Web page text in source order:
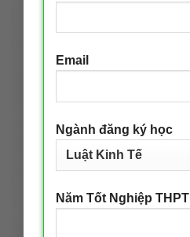
Email
Ngành đăng ký học
Năm Tốt Nghiệp THPT